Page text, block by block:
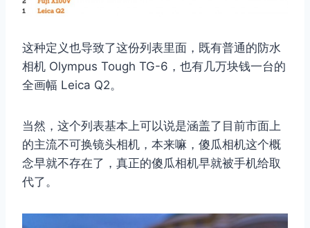
这种定义也导致了这份列表里面，既有普通的防水
相机 Olympus Tough TG-6，也有几万块钱一台的
全画幅 Leica Q2。
当然，这个列表基本上可以说是涵盖了目前市面上
的主流不可换镜头相机，本来嘛，傻瓜相机这个概
念早就不存在了，真正的傻瓜相机早就被手机给取
代了。